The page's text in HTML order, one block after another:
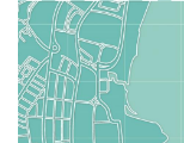
學術研究
文学推广